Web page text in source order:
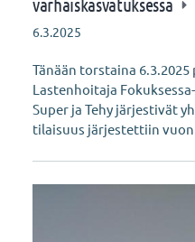
6.3.2025
Tänään torstaina
Lastenhoitaja
Super ja Tehy järjestivät
tilaisuus järjestettiin